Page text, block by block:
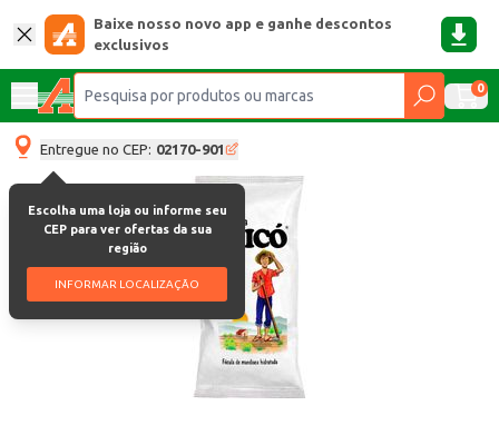
Baixe nosso novo app e ganhe descontos
exclusivos
0
Entregue no CEP: 02170-901
Escolha uma loja ou informe seu
CEP para ver ofertas da sua
região
INFORMAR LOCALIZAÇÃO